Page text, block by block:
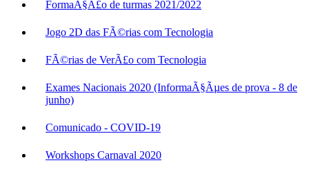
FormaÃ§Ã£o de turmas 2021/2022
Jogo 2D das FÃ©rias com Tecnologia
FÃ©rias de VerÃ£o com Tecnologia
Exames Nacionais 2020 (InformaÃ§Ãµes de prova - 8 de
junho)
Comunicado - COVID-19
Workshops Carnaval 2020